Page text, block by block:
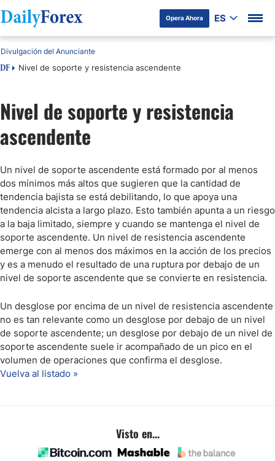
Opera Ahora ES
DF Nivel de soporte y resistencia ascendente
Divulgación del Anunciante
Nivel de soporte y resistencia
ascendente
Un nivel de soporte ascendente está formado por al menos
dos mínimos más altos que sugieren que la cantidad de
tendencia bajista se está debilitando, lo que apoya una
tendencia alcista a largo plazo. Esto también apunta a un riesgo
a la baja limitado, siempre y cuando se mantenga el nivel de
soporte ascendente. Un nivel de resistencia ascendente
emerge con al menos dos máximos en la acción de los precios
y es a menudo el resultado de una ruptura por debajo de un
nivel de soporte ascendente que se convierte en resistencia.
Un desglose por encima de un nivel de resistencia ascendente
no es tan relevante como un desglose por debajo de un nivel
de soporte ascendente; un desglose por debajo de un nivel de
soporte ascendente suele ir acompañado de un pico en el
volumen de operaciones que confirma el desglose.
Vuelva al listado »
Visto en...